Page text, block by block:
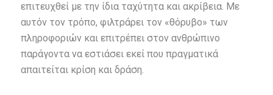
επιτευχθεί με την ίδια ταχύτητα και ακρίβεια. Με
αυτόν τον τρόπο, φιλτράρει τον «θόρυβο» των
πληροφοριών και επιτρέπει στον ανθρώπινο
παράγοντα να εστιάσει εκεί που πραγματικά
απαιτείται κρίση και δράση.